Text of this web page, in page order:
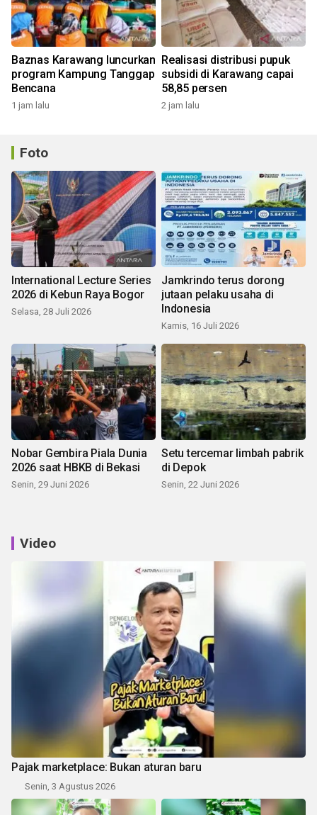
Baznas Karawang luncurkan
program Kampung Tanggap
Bencana
1 jam lalu
Realisasi distribusi pupuk
subsidi di Karawang capai
58,85 persen
2 jam lalu
Foto
International Lecture Series
2026 di Kebun Raya Bogor
Selasa, 28 Juli 2026
Jamkrindo terus dorong
jutaan pelaku usaha di
Indonesia
Kamis, 16 Juli 2026
Nobar Gembira Piala Dunia
2026 saat HBKB di Bekasi
Senin, 29 Juni 2026
Setu tercemar limbah pabrik
di Depok
Senin, 22 Juni 2026
Video
Pajak marketplace: Bukan aturan baru
Senin, 3 Agustus 2026